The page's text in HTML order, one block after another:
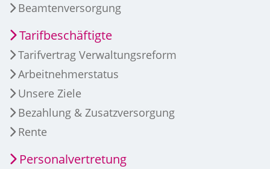
Beamtenversorgung
Tarifbeschäftigte
Tarifvertrag Verwaltungsreform
Arbeitnehmerstatus
Unsere Ziele
Bezahlung & Zusatzversorgung
Rente
Personalvertretung